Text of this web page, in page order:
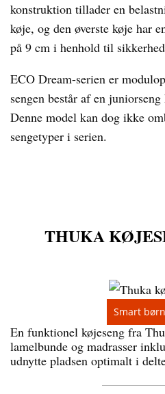
konstruktion tillader en
køje, og den øverste køje har
på 9 cm i henhold til
ECO Dream-serien er
sengen består af en
Denne model kan dog ikke
sengetyper i serien.
Smart
THUKA
En funktionel køjeseng fra
lamelbunde og madrasser
udnytte pladsen optimalt i